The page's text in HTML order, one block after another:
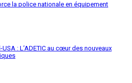
la police nationale en équipement
: L’ADETIC au cœur des nouveaux